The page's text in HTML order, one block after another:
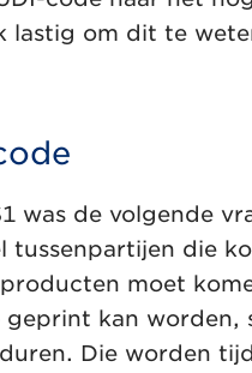
lastig om dit te
was de volgende
die
moet
kan worden,
Die worden